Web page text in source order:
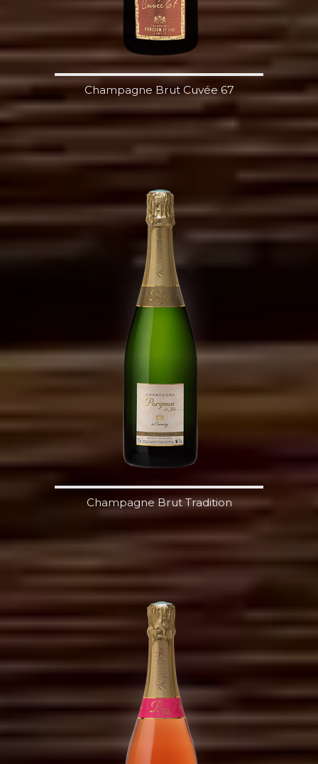
Champagne Brut Cuvée 67
Champagne Brut Tradition